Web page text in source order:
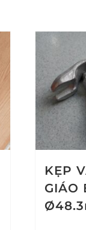
KẸP
GIÁO